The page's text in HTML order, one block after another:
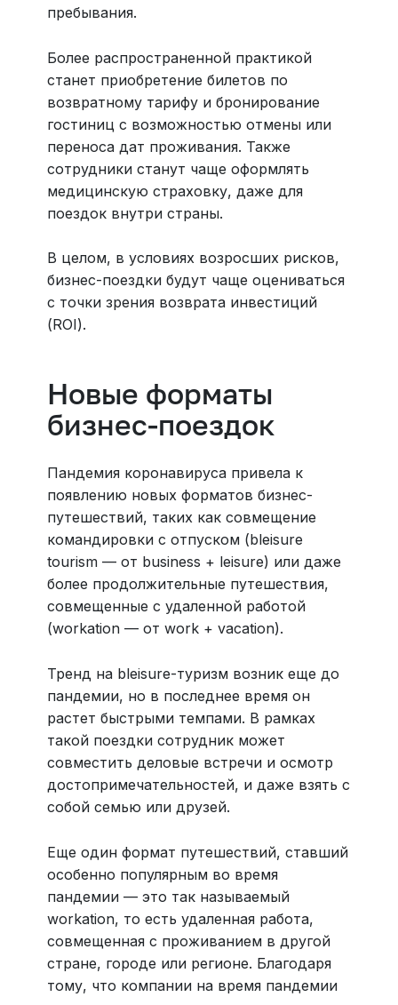
пребывания.
Более распространенной практикой
станет приобретение билетов по
возвратному тарифу и бронирование
гостиниц с возможностью отмены или
переноса дат проживания. Также
сотрудники станут чаще оформлять
медицинскую страховку, даже для
поездок внутри страны.
В целом, в условиях возросших рисков,
бизнес-поездки будут чаще оцениваться
с точки зрения возврата инвестиций
(ROI).
Новые форматы
бизнес-поездок
Пандемия коронавируса привела к
появлению новых форматов бизнес-
путешествий, таких как совмещение
командировки с отпуском (bleisure
tourism — от business + leisure) или даже
более продолжительные путешествия,
совмещенные с удаленной работой
(workation — от work + vacation).
Тренд на bleisure-туризм возник еще до
пандемии, но в последнее время он
растет быстрыми темпами. В рамках
такой поездки сотрудник может
совместить деловые встречи и осмотр
достопримечательностей, и даже взять с
собой семью или друзей.
Еще один формат путешествий, ставший
особенно популярным во время
пандемии — это так называемый
workation, то есть удаленная работа,
совмещенная с проживанием в другой
стране, городе или регионе. Благодаря
тому, что компании на время пандемии